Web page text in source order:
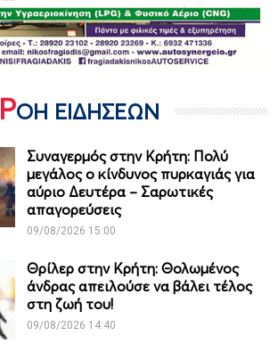
ΡΟΗ ΕΙΔΗΣΕΩΝ
Συναγερμός στην Κρήτη: Πολύ
μεγάλος ο κίνδυνος πυρκαγιάς για
αύριο Δευτέρα – Σαρωτικές
απαγορεύσεις
09/08/2026 15:00
Θρίλερ στην Κρήτη: Θολωμένος
άνδρας απειλούσε να βάλει τέλος
στη ζωή του!
09/08/2026 14:40